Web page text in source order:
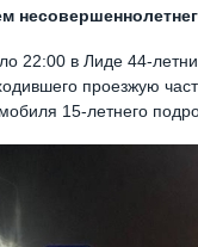
22:00 в Лиде 44-
проезжую
15-летнего